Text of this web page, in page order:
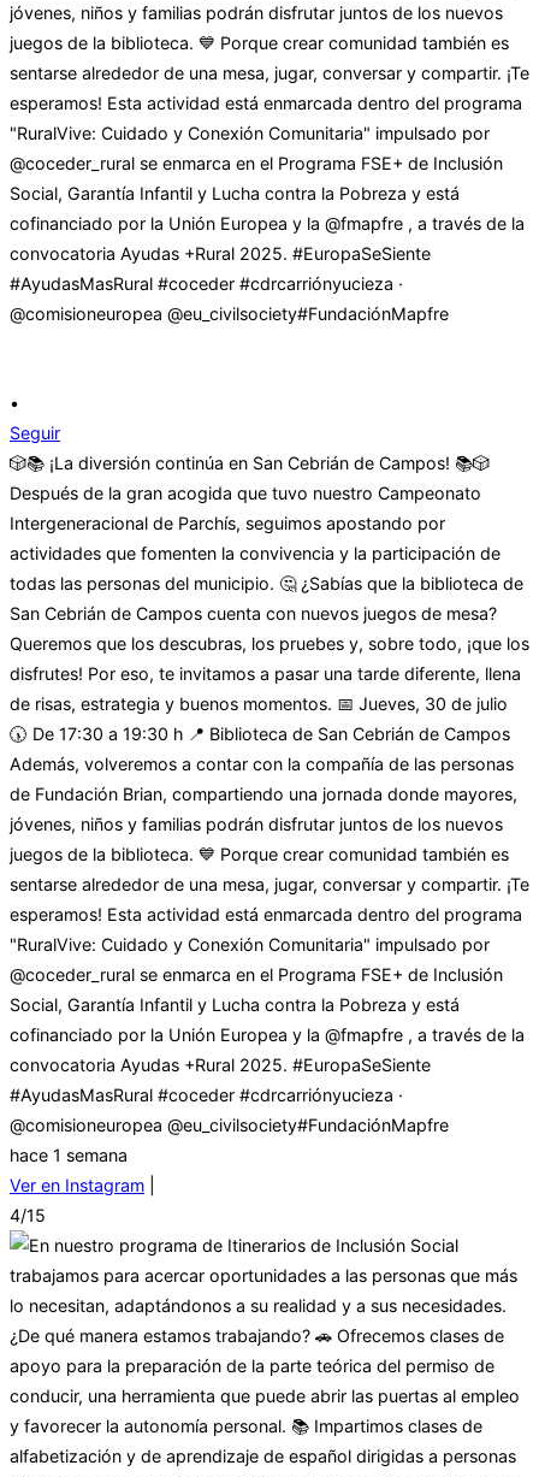
•
Seguir
🎲📚 ¡La diversión continúa en San Cebrián de Campos! 📚🎲
Después de la gran acogida que tuvo nuestro Campeonato
Intergeneracional de Parchís, seguimos apostando por
actividades que fomenten la convivencia y la participación de
todas las personas del municipio. 🤔 ¿Sabías que la biblioteca de
San Cebrián de Campos cuenta con nuevos juegos de mesa?
Queremos que los descubras, los pruebes y, sobre todo, ¡que los
disfrutes! Por eso, te invitamos a pasar una tarde diferente, llena
de risas, estrategia y buenos momentos. 📅 Jueves, 30 de julio
🕠 De 17:30 a 19:30 h 📍 Biblioteca de San Cebrián de Campos
Además, volveremos a contar con la compañía de las personas
de Fundación Brian, compartiendo una jornada donde mayores,
jóvenes, niños y familias podrán disfrutar juntos de los nuevos
juegos de la biblioteca. 💙 Porque crear comunidad también es
sentarse alrededor de una mesa, jugar, conversar y compartir. ¡Te
esperamos! Esta actividad está enmarcada dentro del programa
"RuralVive: Cuidado y Conexión Comunitaria" impulsado por
@coceder_rural se enmarca en el Programa FSE+ de Inclusión
Social, Garantía Infantil y Lucha contra la Pobreza y está
cofinanciado por la Unión Europea y la @fmapfre , a través de la
convocatoria Ayudas +Rural 2025. #EuropaSeSiente
#AyudasMasRural #coceder #cdrcarriónyucieza ·
@comisioneuropea @eu_civilsociety#FundaciónMapfre
hace 1 semana
Ver en Instagram
4/15